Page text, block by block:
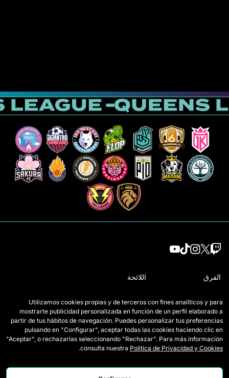
الفرق
وايلد كاردز
المباريات
الترتيب
الإحصائيات
اللائحة
التذاكر
اعتمادات الصحافة
اتصل بنا
اعمل معنا
Utilizamos cookies propias y de terceros con fines analíticos y para
mostrarte publicidad personalizada en función de un perfil elaborado a
partir de tus hábitos de navegación. Puedes personalizar tus preferencias
pulsando en "Configurar", aceptar todas las cookies haciendo clic en
"Aceptar", o rechazarlas seleccionando "Rechazar". Para más información
consulta nuestra Política de Privacidad y Cookies
.